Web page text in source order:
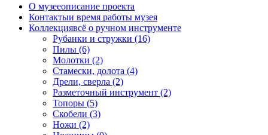
О музееописание проекта
Контактыи время работы музея
Коллекциявсё о ручном инструменте
Рубанки и стружки (16)
Пилы (6)
Молотки (2)
Стамески, долота (4)
Дрели, сверла (2)
Разметочный инструмент (2)
Топоры (5)
Скобели (3)
Ножи (2)